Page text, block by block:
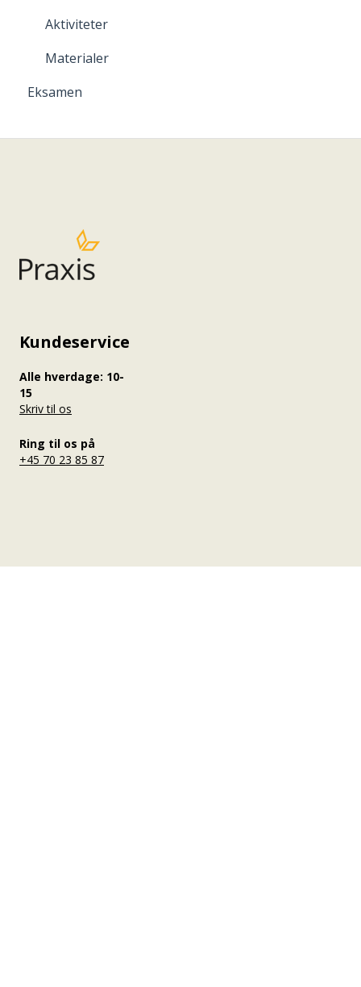
Aktiviteter
Materialer
Eksamen
Kundeservice
Alle hverdage: 10-
15
Skriv til os
Ring til os på
+45 70 23 85 87